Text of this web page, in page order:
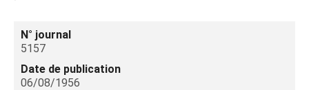
N° journal
5157
Date de publication
06/08/1956